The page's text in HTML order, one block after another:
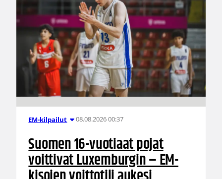
EM-kilpailut 08.08.2026 00:37
Suomen 16-vuotiaat pojat
voittivat Luxemburgin – EM-